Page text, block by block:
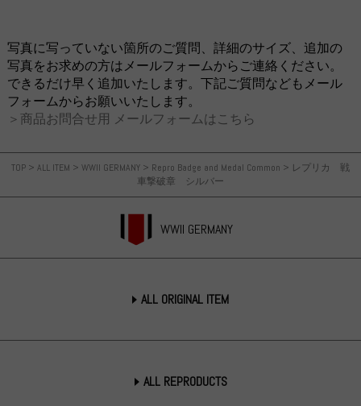
TOP > ALL ITEM > WWII GERMANY > Repro Badge and Medal Common > レプリカ 戦
車撃破章 シルバー
WWII GERMANY
ALL ORIGINAL ITEM
ALL REPRODUCTS
写真に写っていない箇所のご質問、詳細のサイズ、追加の
写真をお求めの方はメールフォームからご連絡ください。
できるだけ早く追加いたします。下記ご質問などもメール
フォームからお願いいたします。
＞商品お問合せ用 メールフォームはこちら